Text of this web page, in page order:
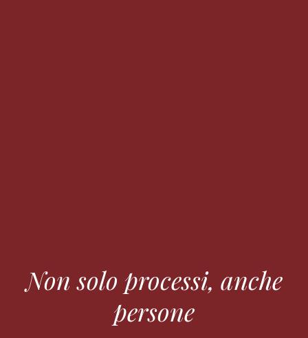
Non solo processi, anche
persone